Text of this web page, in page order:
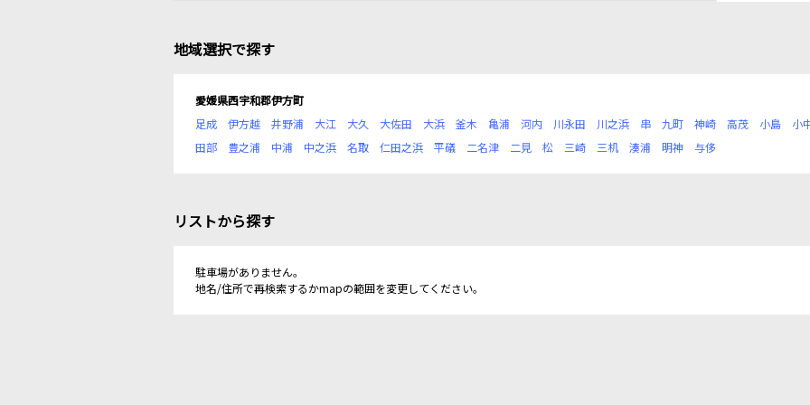
地域選択で探す
愛媛県西宇和郡伊方町
足成
伊方越 井野浦 大江 大久 大佐田 大浜 釜木 亀浦 河内 川永田 川之浜 串 九町 神崎 高茂 小島 小
田部
豊之浦 中浦 中之浜 名取 仁田之浜 平礒 二名津 二見 松 三崎 三机 湊浦 明神 与侈
リストから探す
駐車場がありません。
地名/住所で再検索するかmapの範囲を変更してください。